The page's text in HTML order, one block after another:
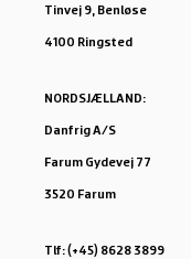
Tinvej 9, Benløse
4100 Ringsted
NORDSJÆLLAND:
Danfrig A/S
Farum Gydevej 77
3520 Farum
Tlf: (+45) 8628 3899